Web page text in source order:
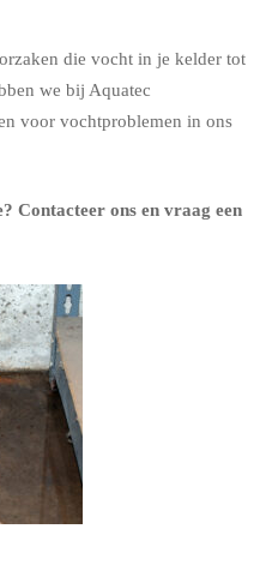
die vocht in je kelder tot
we bij Aquatec
voor vochtproblemen in ons
Contacteer ons en vraag een